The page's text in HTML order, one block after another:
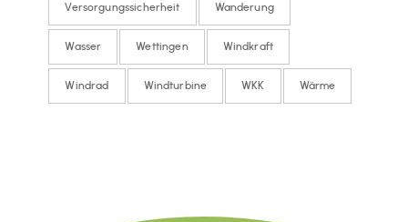
Versorgungssicherheit Wanderung
Wasser Wettingen Windkraft
Windrad Windturbine WKK Wärme